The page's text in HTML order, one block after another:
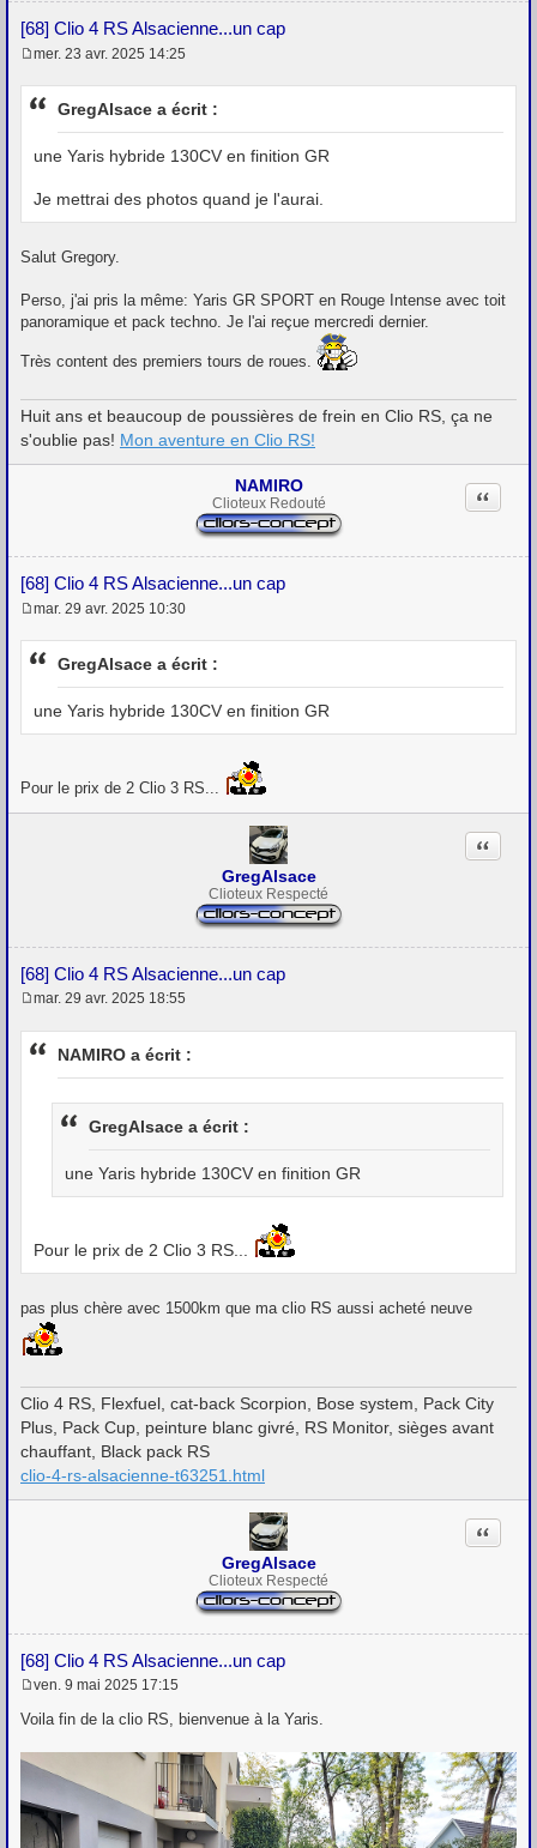
[68] Clio 4 RS Alsacienne...un cap
e
s
g
e
mer. 23 avr. 2025 14:25
GregAlsace a écrit :
une Yaris hybride 130CV en finition GR
Je mettrai des photos quand je l'aurai.
Salut Gregory.
Perso, j'ai pris la même: Yaris GR SPORT en Rouge Intense avec toit
panoramique et pack techno. Je l'ai reçue mercredi dernier.
Très content des premiers tours de roues.
Huit ans et beaucoup de poussières de frein en Clio RS, ça ne
s'oublie pas! Mon aventure en Clio RS!
NAMIRO
Clioteux Redouté
[68] Clio 4 RS Alsacienne...un cap
Citation
e
s
g
e
mar. 29 avr. 2025 10:30
GregAlsace a écrit :
une Yaris hybride 130CV en finition GR
Pour le prix de 2 Clio 3 RS...
GregAlsace
Clioteux Respecté
[68] Clio 4 RS Alsacienne...un cap
Citation
e
s
mar. 29 avr. 2025 18:55
NAMIRO a écrit :
GregAlsace a écrit :
une Yaris hybride 130CV en finition GR
Pour le prix de 2 Clio 3 RS...
pas plus chère avec 1500km que ma clio RS aussi acheté neuve
Clio 4 RS, Flexfuel, cat-back Scorpion, Bose system, Pack City
Plus, Pack Cup, peinture blanc givré, RS Monitor, sièges avant
chauffant, Black pack RS
clio-4-rs-alsacienne-t63251.html
GregAlsace
Clioteux Respecté
[68] Clio 4 RS Alsacienne...un cap
Citation
e
s
a
ven. 9 mai 2025 17:15
Voila fin de la clio RS, bienvenue à la Yaris.